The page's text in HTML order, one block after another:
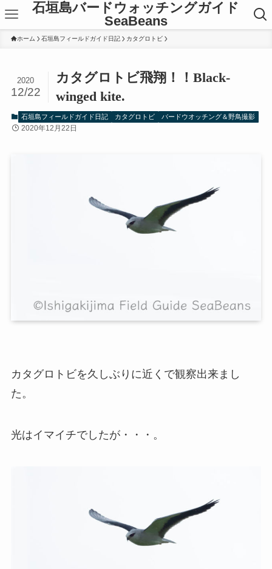
石垣島バードウォッチングガイド
SeaBeans
ホーム 石垣島フィールドガイド日記 カタグロトビ
カタグロトビ飛翔！！Black-
winged kite.
2020
12/22
石垣島フィールドガイド日記 カタグロトビ バードウオッチング＆野鳥撮影
2020年12月22日
カタグロトビを久しぶりに近くで観察出来まし
た。
光はイマイチでしたが・・・。